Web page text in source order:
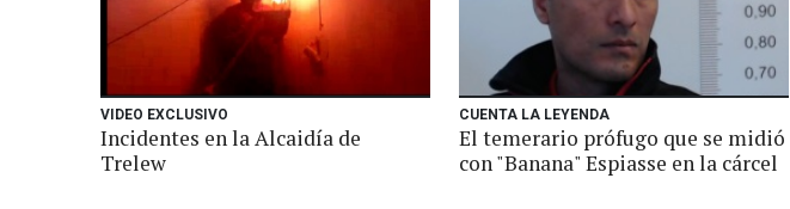
VIDEO EXCLUSIVO
Incidentes en la Alcaidía de
Trelew
CUENTA LA LEYENDA
El temerario prófugo que se midió
con "Banana" Espiasse en la cárcel